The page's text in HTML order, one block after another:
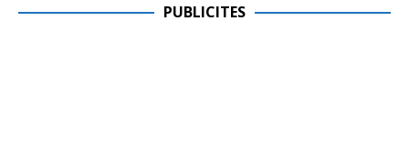
PUBLICITES